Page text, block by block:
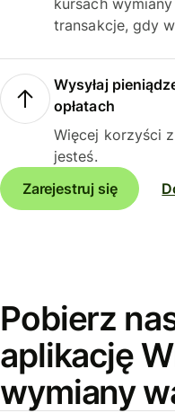
kursach
transakcje, gdy
Wysyłaj
opłatach
Więcej korzyści
jesteś.
Zarejestruj się
Pobierz
aplikację
wymiany